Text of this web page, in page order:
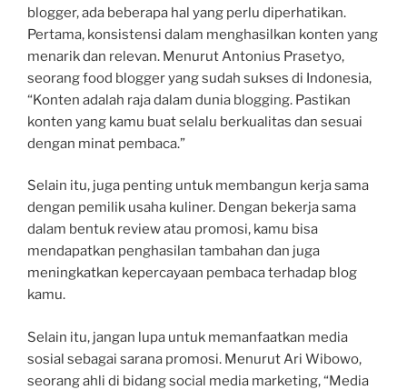
blogger, ada beberapa hal yang perlu diperhatikan.
Pertama, konsistensi dalam menghasilkan konten yang
menarik dan relevan. Menurut Antonius Prasetyo,
seorang food blogger yang sudah sukses di Indonesia,
“Konten adalah raja dalam dunia blogging. Pastikan
konten yang kamu buat selalu berkualitas dan sesuai
dengan minat pembaca.”
Selain itu, juga penting untuk membangun kerja sama
dengan pemilik usaha kuliner. Dengan bekerja sama
dalam bentuk review atau promosi, kamu bisa
mendapatkan penghasilan tambahan dan juga
meningkatkan kepercayaan pembaca terhadap blog
kamu.
Selain itu, jangan lupa untuk memanfaatkan media
sosial sebagai sarana promosi. Menurut Ari Wibowo,
seorang ahli di bidang social media marketing, “Media